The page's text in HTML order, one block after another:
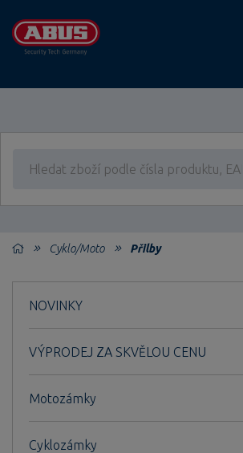
Cyklo/Moto Přilby
NOVINKY
VÝPRODEJ ZA SKVĚLOU CENU
Motozámky
Cyklozámky